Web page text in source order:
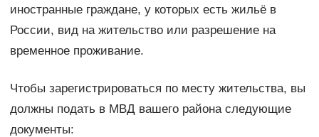
иностранные граждане, у которых есть жильё в
России, вид на жительство или разрешение на
временное проживание.
Чтобы зарегистрироваться по месту жительства, вы
должны подать в МВД вашего района следующие
документы: